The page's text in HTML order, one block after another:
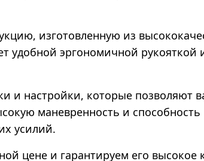
изготовленную из
удобной эргономичной
и настройки, которые
маневренность и
усилий.
цене и гарантируем его высокое